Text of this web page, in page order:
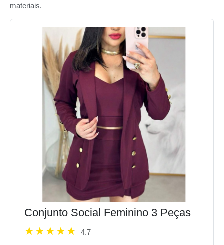
materiais.
Conjunto Social Feminino 3 Peças
4.7